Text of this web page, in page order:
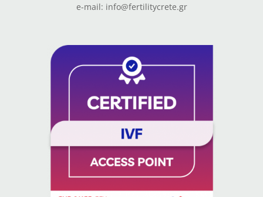
e-mail: info@fertilitycrete.gr